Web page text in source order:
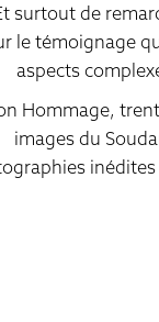
surtout de
le témoignage
aspects
Hommage,
images du